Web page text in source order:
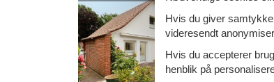
Hvis du giver
videresendt
Hvis du accepterer
henblik på